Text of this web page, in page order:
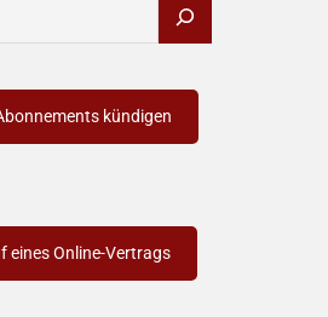
kündigen
eines Online-Vertrags